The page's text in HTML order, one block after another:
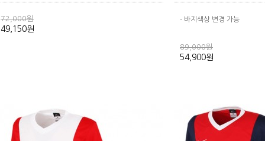
72,000원
49,150원
- 바지색상 변경 가능
89,000원
54,900원